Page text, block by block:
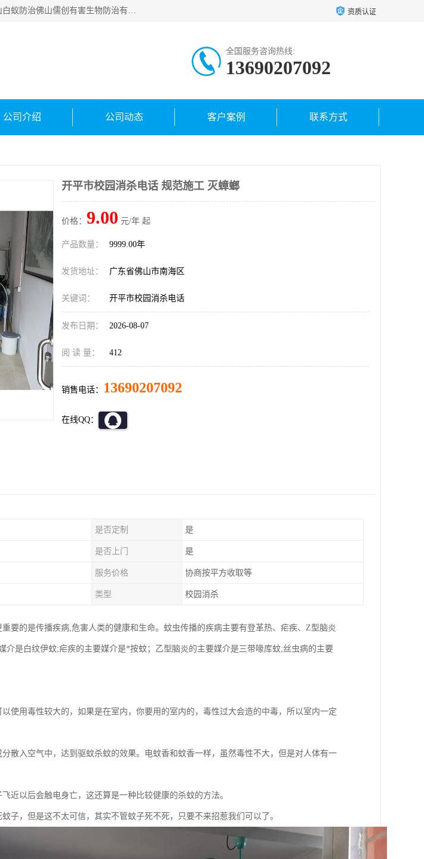
佛山白蚁防治公司,佛山白蚁防治哪家好,佛山杀虫公司,佛山除四害公司,佛山灭白蚁公司,佛山白蚁防治佛山儒创有害生物防治有限公司是一家佛山杀虫公司、佛山除四害公司、佛山灭白蚁公司、佛山白蚁防治公司，让您远离虫害困扰。要问佛山白蚁防治哪家好？佛山儒创有害生物防治有限公司全佛山、广州，正规公司，上门勘查，可靠，售后有保障。 资质认证
全国服务咨询热线:
13690207092
公司介绍 公司动态 客户案例 联系方式
开平市校园消杀电话 规范施工 灭蟑螂
价格： 9.00 元/年 起
产品数量： 9999.00年
发货地址： 广东省佛山市南海区
关键词： 开平市校园消杀电话
发布日期： 2026-08-07
阅 读 量： 412
销售电话： 13690207092
在线QQ：
是否定制 是
是否上门 是
服务价格 协商按平方收取等
类型 校园消杀
要的是传播疾病,危害人类的健康和生命。蚊虫传播的疾病主要有登革热、疟疾、Z型脑炎
介是白纹伊蚊;疟疾的主要媒介是*按蚊；乙型脑炎的主要媒介是三带喙库蚊;丝虫病的主要
使用毒性较大的，如果是在室内，你要用的室内的，毒性过大会造的中毒，所以室内一定
散入空气中，达到驱蚊杀蚊的效果。电蚊香和蚊香一样，虽然毒性不大，但是对人体有一
近以后会触电身亡，这还算是一种比较健康的杀蚊的方法。
子，但是这不太可信，其实不管蚊子死不死，只要不来招惹我们可以了。